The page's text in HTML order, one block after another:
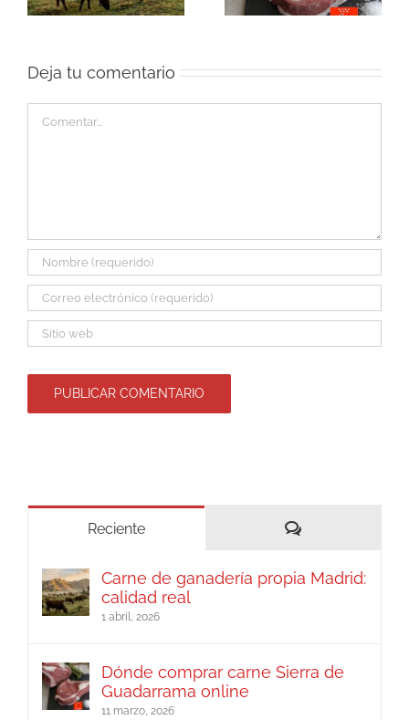
online
carne de calidad
Deja tu comentario
Comentar
Reciente Comentarios
Carne de ganadería propia Madrid:
calidad real
1 abril, 2026
Dónde comprar carne Sierra de
Guadarrama online
11 marzo, 2026